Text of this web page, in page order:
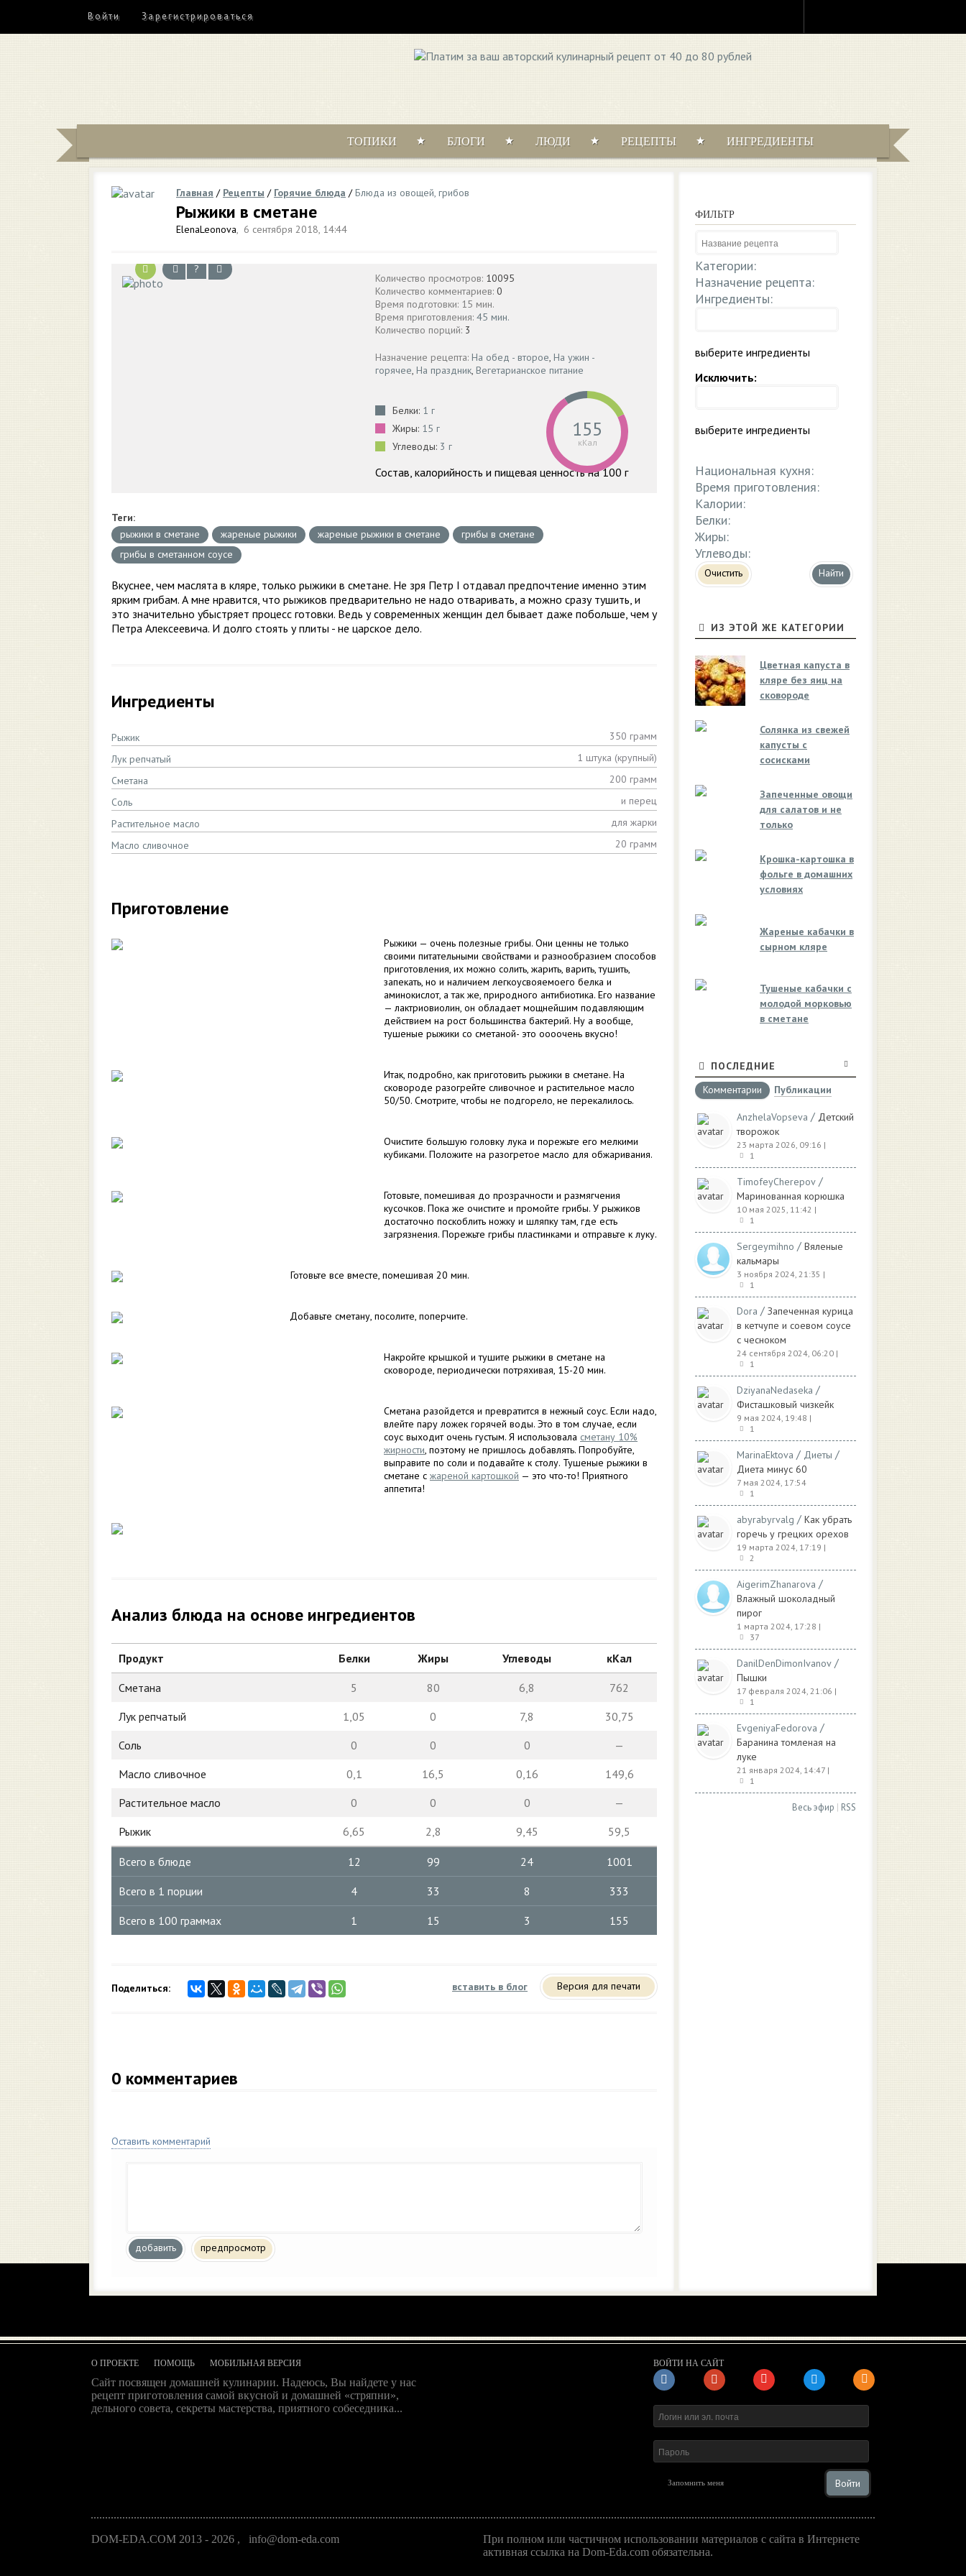
Войти Зарегистрироваться
ТОПИКИ БЛОГИ ЛЮДИ РЕЦЕПТЫ ИНГРЕДИЕНТЫ
Главная / Рецепты / Горячие блюда /Блюда из овощей, грибов
Рыжики в сметане
ElenaLeonova, 6 сентября 2018, 14:44
?
Количество просмотров: 10095
Количество комментариев: 0
Время подготовки: 15 мин.
Время приготовления: 45 мин.
Количество порций: 3
Назначение рецепта: На обед - второе, На ужин -
горячее, На праздник, Вегетарианское питание
Белки: 1 г
Жиры: 15 г
Углеводы: 3 г
155
кКал
Состав, калорийность и пищевая ценность на 100 г
Теги:
рыжики в сметане
жареные рыжики жареные рыжики в сметане
грибы в сметане
грибы в сметанном соусе
Вкуснее, чем маслята в кляре, только рыжики в сметане. Не зря Петр I отдавал предпочтение именно этим
ярким грибам. А мне нравится, что рыжиков предварительно не надо отваривать, а можно сразу тушить, и
это значительно убыстряет процесс готовки. Ведь у современных женщин дел бывает даже побольше, чем у
Петра Алексеевича. И долго стоять у плиты - не царское дело.
Ингредиенты
Рыжик
350 грамм
Лук репчатый
1 штука (крупный)
Сметана
200 грамм
Соль
и перец
Растительное масло
для жарки
Масло сливочное
20 грамм
Приготовление
Рыжики — очень полезные грибы. Они ценны не только
своими питательными свойствами и разнообразием способов
приготовления, их можно солить, жарить, варить, тушить,
запекать, но и наличием легкоусвояемоего белка и
аминокислот, а так же, природного антибиотика. Его название
— лактриовиолин, он обладает мощнейшим подавляющим
действием на рост большинства бактерий. Ну а вообще,
тушеные рыжики со сметаной- это оооочень вкусно!
Итак, подробно, как приготовить рыжики в сметане. На
сковороде разогрейте сливочное и растительное масло
50/50. Смотрите, чтобы не подгорело, не перекалилось.
Очистите большую головку лука и порежьте его мелкими
кубиками. Положите на разогретое масло для обжаривания.
Готовьте, помешивая до прозрачности и размягчения
кусочков. Пока же очистите и промойте грибы. У рыжиков
достаточно поскоблить ножку и шляпку там, где есть
загрязнения. Порежьте грибы пластинками и отправьте к луку.
Готовьте все вместе, помешивая 20 мин.
Добавьте сметану, посолите, поперчите.
Накройте крышкой и тушите рыжики в сметане на
сковороде, периодически потряхивая, 15-20 мин.
Сметана разойдется и превратится в нежный соус. Если надо,
влейте пару ложек горячей воды. Это в том случае, если
соус выходит очень густым. Я использовала сметану 10%
жирности, поэтому не пришлось добавлять. Попробуйте,
выправите по соли и подавайте к столу. Тушеные рыжики в
сметане с жареной картошкой — это что-то! Приятного
аппетита!
Анализ блюда на основе ингредиентов
Продукт Белки Жиры Углеводы кКал
Сметана 5 80 6,8
762
Лук репчатый
1,05 0 7,8
30,75
Соль
0 0 0
—
Масло сливочное
0,1 16,5 0,16
149,6
Растительное масло
0 0 0
—
Рыжик
6,65 2,8 9,45 59,5
Всего в блюде 12 99 24 1001
Всего в 1 порции 4 33 8 333
Всего в 100 граммах 1 15 3 155
Поделиться: вставить в блог Версия для печати
0 комментариев
Оставить комментарий
добавить предпросмотр
ФИЛЬТР
Категории:
Назначение рецепта:
Ингредиенты:
выберите ингредиенты
Исключить:
выберите ингредиенты
Национальная кухня:
Время приготовления:
Калории:
Белки:
Жиры:
Углеводы:
Очистить
ИЗ ЭТОЙ ЖЕ КАТЕГОРИИ
Цветная капуста в
кляре без яиц на
сковороде
Солянка из свежей
капусты с
сосисками
Запеченные овощи
для салатов и не
только
Крошка-картошка в
фольге в домашних
условиях
Жареные кабачки в
сырном кляре
Тушеные кабачки с
молодой морковью
в сметане
ПОСЛЕДНИЕ
Комментарии
Публикации
AnzhelaVopseva / Детский
творожок
23 марта 2026, 09:16 |
1
TimofeyCherepov /
Маринованная корюшка
10 мая 2025, 11:42 |
1
Sergeymihno / Вяленые
кальмары
3 ноября 2024, 21:35 |
1
Dora / Запеченная курица
в кетчупе и соевом соусе
с чесноком
24 сентября 2024, 06:20 |
1
DziyanaNedaseka /
Фисташковый чизкейк
9 мая 2024, 19:48 |
1
MarinaEktova / Диеты /
Диета минус 60
7 мая 2024, 17:54
1
abyrabyrvalg / Как убрать
горечь у грецких орехов
19 марта 2024, 17:19 |
2
AigerimZhanarova /
Влажный шоколадный
пирог
1 марта 2024, 17:28 |
37
DanilDenDimonIvanov /
Пышки
17 февраля 2024, 21:06 |
1
EvgeniyaFedorova /
Баранина томленая на
луке
21 января 2024, 14:47 |
1
Весь эфир | RSS
О ПРОЕКТЕ ПОМОЩЬ МОБИЛЬНАЯ ВЕРСИЯ
Сайт посвящен домашней кулинарии. Надеюсь, Вы найдете у нас
рецепт приготовления самой вкусной и домашней «стряпни»,
дельного совета, секреты мастерства, приятного собеседника...
ВОЙТИ НА САЙТ
Запомнить меня Войти
DOM-EDA.COM 2013 - 2026 , info@dom-eda.com
При полном или частичном использовании материалов с сайта в Интернете
активная ссылка на Dom-Eda.com обязательна.